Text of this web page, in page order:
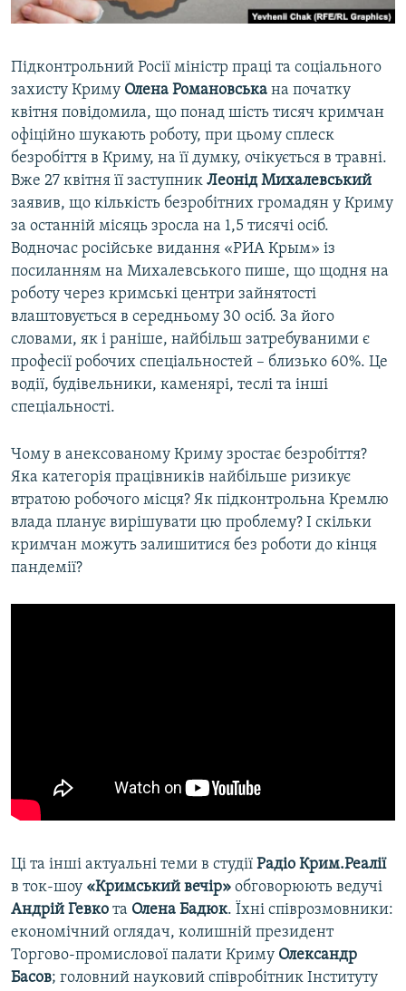
СВІДЧЕННЯ ОКУПАЦІЇ
ІНФОГРАФІКА
Qırımtatar
ДОЛУЧАЙСЯ!
Усі сайти RFE/RL
Підконтрольний Росії міністр праці та соціального
захисту Криму Олена Романовська на початку
квітня повідомила, що понад шість тисяч кримчан
офіційно шукають роботу, при цьому сплеск
безробіття в Криму, на її думку, очікується в травні.
Вже 27 квітня її заступник Леонід Михалевський
заявив, що кількість безробітних громадян у Криму
за останній місяць зросла на 1,5 тисячі осіб.
Водночас російське видання «РИА Крым» із
посиланням на Михалевського пише, що щодня на
роботу через кримські центри зайнятості
влаштовується в середньому 30 осіб. За його
словами, як і раніше, найбільш затребуваними є
професії робочих спеціальностей – близько 60%. Це
водії, будівельники, каменярі, теслі та інші
спеціальності.
Чому в анексованому Криму зростає безробіття?
Яка категорія працівників найбільше ризикує
втратою робочого місця? Як підконтрольна Кремлю
влада планує вирішувати цю проблему? І скільки
кримчан можуть залишитися без роботи до кінця
пандемії?
Ці та інші актуальні теми в студії Радіо Крим.Реалії
в ток-шоу «Кримський вечір» обговорюють ведучі
Андрій Гевко та Олена Бадюк. Їхні співрозмовники:
економічний оглядач, колишній президент
Торгово-промислової палати Криму Олександр
Басов; головний науковий співробітник Інституту